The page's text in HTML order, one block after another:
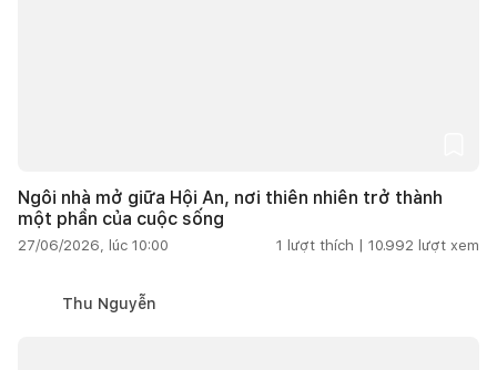
Ngôi nhà mở giữa Hội An, nơi thiên nhiên trở thành
một phần của cuộc sống
27/06/2026, lúc 10:00 1 lượt thích | 10.992 lượt xem
Thu Nguyễn